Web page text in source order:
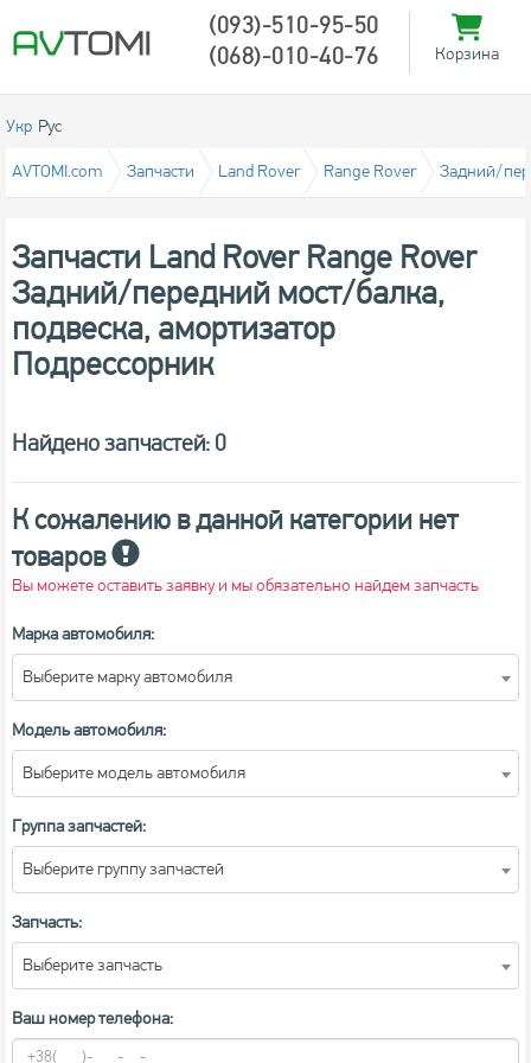
(093)-510-95-50
(068)-010-40-76
Корзина
Укр Рус
AVTOMI.com Запчасти Land Rover Range Rover Задний/
Запчасти Land Rover Range Rover
Задний/передний мост/балка,
подвеска, амортизатор
Подрессорник
Найдено запчастей: 0
К сожалению в данной категории нет
товаров
Вы можете оставить заявку и мы обязательно найдем запчасть
Марка автомобиля:
Выберите марку автомобиля
Модель автомобиля:
Выберите модель автомобиля
Группа запчастей:
Выберите группу запчастей
Запчасть:
Выберите запчасть
Ваш номер телефона: